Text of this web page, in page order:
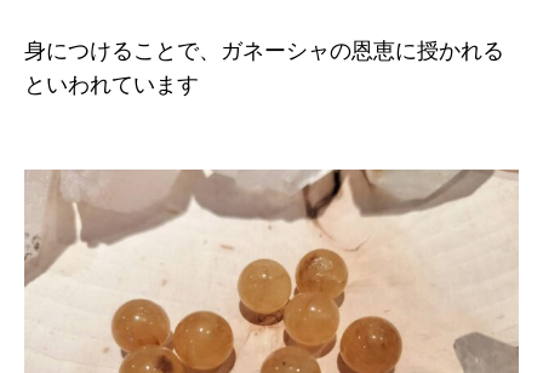
身につけることで、ガネーシャの恩恵に授かれる
といわれています